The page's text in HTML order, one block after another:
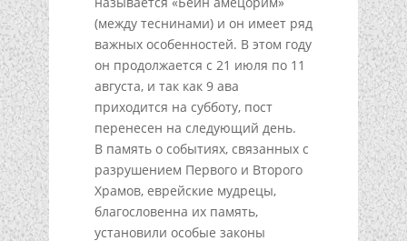
(между теснинами) и он имеет ряд
важных особенностей. В этом году
он продолжается с 21 июля по 11
августа, и так как 9 ава
приходится на субботу, пост
перенесен на следующий день.
В память о событиях, связанных с
разрушением Первого и Второго
Храмов, еврейские мудрецы,
благословенна их память,
установили особые законы